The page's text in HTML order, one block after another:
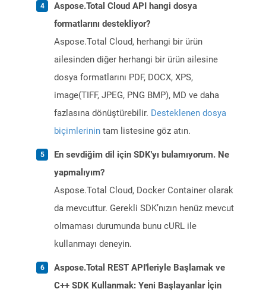
Aspose.Total Cloud API hangi dosya
formatlarını destekliyor?
Aspose.Total Cloud, herhangi bir ürün
ailesinden diğer herhangi bir ürün ailesine
dosya formatlarını PDF, DOCX, XPS,
image(TIFF, JPEG, PNG BMP), MD ve daha
fazlasına dönüştürebilir. Desteklenen dosya
biçimlerinin tam listesine göz atın.
En sevdiğim dil için SDK'yı bulamıyorum. Ne
yapmalıyım?
Aspose.Total Cloud, Docker Container olarak
da mevcuttur. Gerekli SDK’nızın henüz mevcut
olmaması durumunda bunu cURL ile
kullanmayı deneyin.
Aspose.Total REST API'leriyle Başlamak ve
C++ SDK Kullanmak: Yeni Başlayanlar İçin